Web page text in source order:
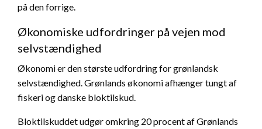
på den forrige.
Økonomiske udfordringer på vejen mod
selvstændighed
Økonomi er den største udfordring for grønlandsk
selvstændighed. Grønlands økonomi afhænger tungt af
fiskeri og danske bloktilskud.
Bloktilskuddet udgør omkring 20 procent af Grønlands